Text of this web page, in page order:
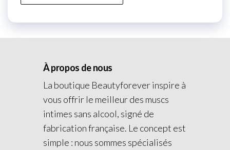
À propos de nous
La boutique Beautyforever inspire à
vous offrir le meilleur des muscs
intimes sans alcool, signé de
fabrication française. Le concept est
simple : nous sommes spécialisés